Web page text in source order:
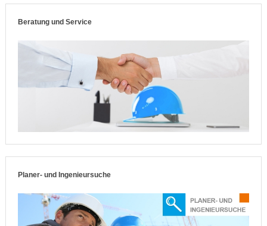
Beratung und Service
Planer- und Ingenieursuche